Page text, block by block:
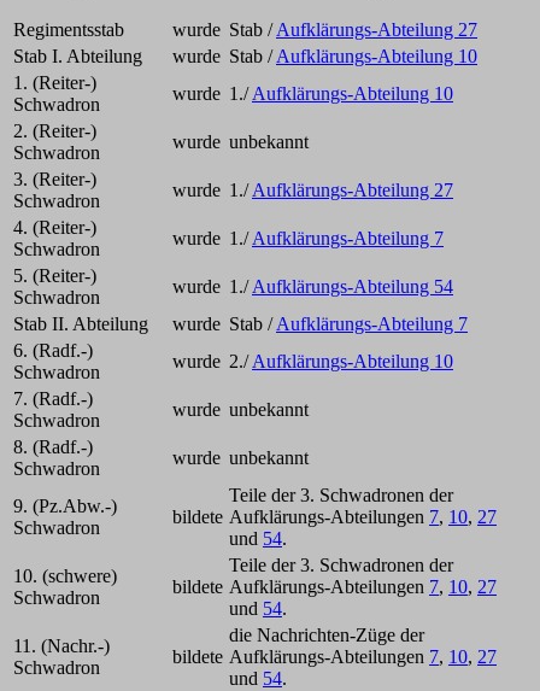
Regimentsstab wurde Stab /Aufklärungs-Abteilung 27
Stab I. Abteilung
wurde Stab /Aufklärungs-Abteilung 10
1. (Reiter-)
Schwadron
wurde 1./Aufklärungs-Abteilung 10
2. (Reiter-)
Schwadron
wurde unbekannt
3. (Reiter-)
Schwadron
wurde 1./Aufklärungs-Abteilung 27
4. (Reiter-)
Schwadron
wurde 1./Aufklärungs-Abteilung 7
5. (Reiter-)
Schwadron
wurde 1./Aufklärungs-Abteilung 54
Stab II. Abteilung
wurde Stab /Aufklärungs-Abteilung 7
6. (Radf.-)
Schwadron
wurde 2./Aufklärungs-Abteilung 10
7. (Radf.-)
Schwadron
wurde unbekannt
8. (Radf.-)
Schwadron
wurde unbekannt
9. (Pz.Abw.-)
Schwadron
bildete
Teile der 3. Schwadronen der
Aufklärungs-Abteilungen 7, 10, 27
und 54.
10. (schwere)
Schwadron
bildete
Teile der 3. Schwadronen der
Aufklärungs-Abteilungen 7, 10, 27
und 54.
11. (Nachr.-)
Schwadron
bildete
die Nachrichten-Züge der
Aufklärungs-Abteilungen 7, 10, 27
und 54.